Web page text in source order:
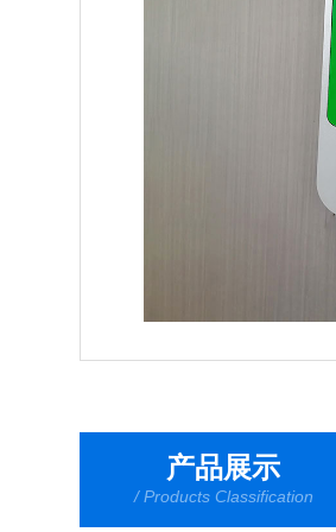
产品展示
/ Products Classification